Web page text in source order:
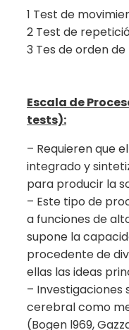
1 Test de
2 Test de
3 Tes de orden
Escala de
tests):
– Requieren que
integrado y
para producir la
– Este tipo de
a funciones de
supone la
procedente de
ellas las ideas
– Investigaciones
cerebral como
(Bogen l969,